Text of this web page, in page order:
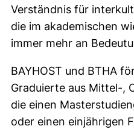
Verständnis für
die im akademischen
immer mehr an
BAYHOST und BTHA
Graduierte aus Mittel-,
die einen
oder einen einjährigen